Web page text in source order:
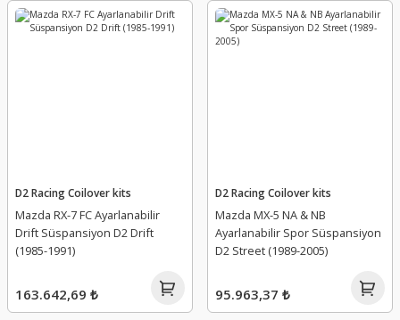
D2 Racing Coilover kits
Mazda RX-7 FC Ayarlanabilir
Drift Süspansiyon D2 Drift
(1985-1991)
163.642,69 ₺
D2 Racing Coilover kits
Mazda MX-5 NA & NB
Ayarlanabilir Spor Süspansiyon
D2 Street (1989-2005)
95.963,37 ₺